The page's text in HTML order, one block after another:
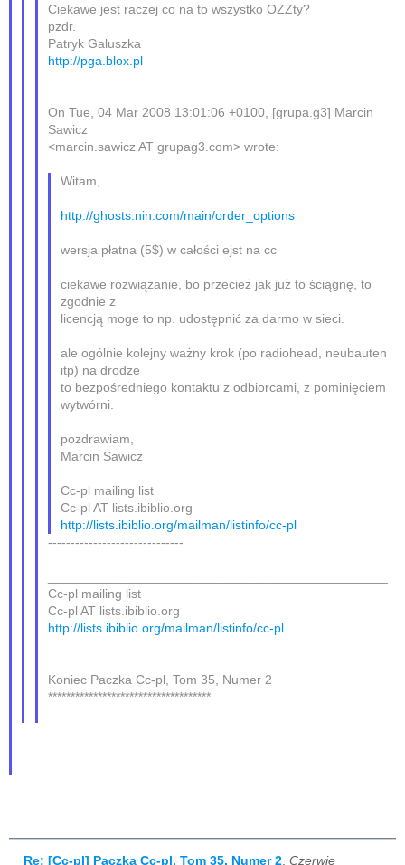
Ciekawe jest raczej co na to wszystko OZZty?
pzdr.
Patryk Galuszka
http://pga.blox.pl
On Tue, 04 Mar 2008 13:01:06 +0100, [grupa.g3] Marcin
Sawicz
<marcin.sawicz AT grupag3.com> wrote:
Witam,
http://ghosts.nin.com/main/order_options
wersja płatna (5$) w całości ejst na cc
ciekawe rozwiązanie, bo przecież jak już to ściągnę, to
zgodnie z
licencją moge to np. udostępnić za darmo w sieci.
ale ogólnie kolejny ważny krok (po radiohead, neubauten
itp) na drodze
to bezpośredniego kontaktu z odbiorcami, z pominięciem
wytwórni.
pozdrawiam,
Marcin Sawicz
Cc-pl mailing list
Cc-pl AT lists.ibiblio.org
http://lists.ibiblio.org/mailman/listinfo/cc-pl
------------------------------
Cc-pl mailing list
Cc-pl AT lists.ibiblio.org
http://lists.ibiblio.org/mailman/listinfo/cc-pl
Koniec Paczka Cc-pl, Tom 35, Numer 2
************************************
Re: [Cc-pl] Paczka Cc-pl, Tom 35, Numer 2 Czerwie